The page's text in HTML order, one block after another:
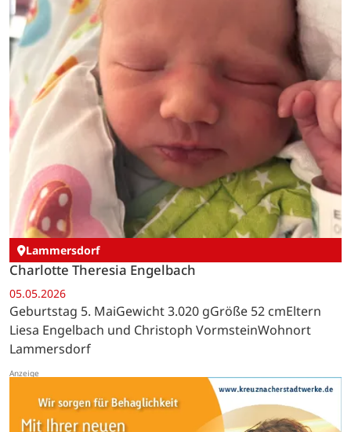
Lammersdorf
Charlotte Theresia Engelbach
05.05.2026
Geburtstag 5. MaiGewicht 3.020 gGröße 52 cmEltern
Liesa Engelbach und Christoph VormsteinWohnort
Lammersdorf